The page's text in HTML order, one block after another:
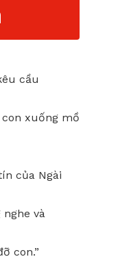
cầu
xuống mồ
của Ngài
nghe và
con.”